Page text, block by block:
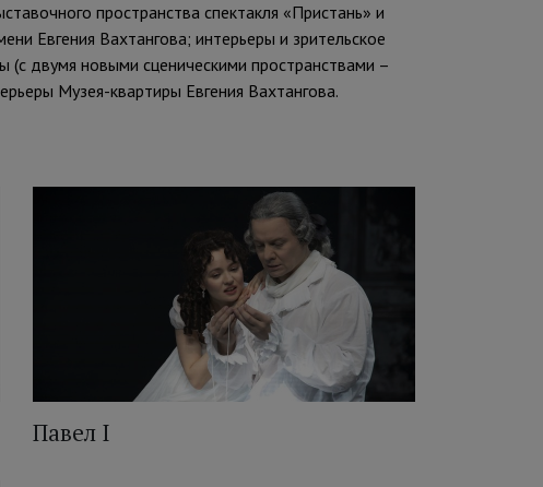
пространства спектакля «Пристань» и
Евгения Вахтангова; интерьеры и зрительское
двумя новыми сценическими пространствами –
Музея-квартиры Евгения Вахтангова.
Павел I